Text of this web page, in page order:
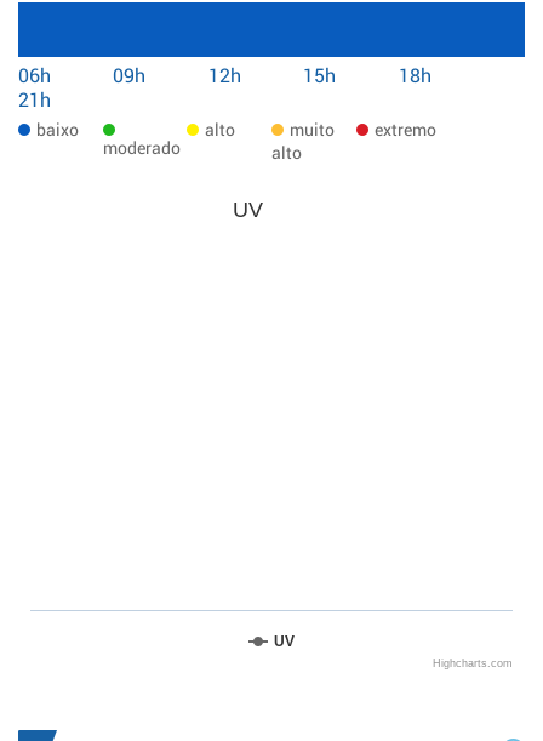
06h 09h 12h 15h
18h
21h
baixo
moderado
alto
muito
alto
extremo
UV
UV
Highcharts.com